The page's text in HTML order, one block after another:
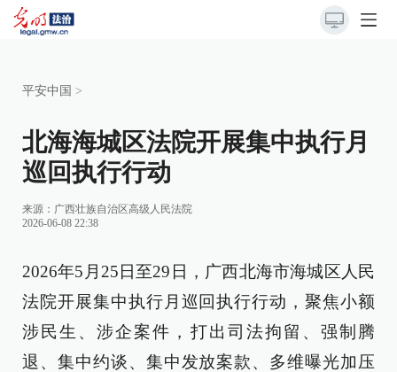
平安中国 >
北海海城区法院开展集中执行月
巡回执行行动
来源： 广西壮族自治区高级人民法院
2026-06-08 22:38
2026年5月25日至29日，广西北海市海城区人民
法院开展集中执行月巡回执行行动，聚焦小额
涉民生、涉企案件，打出司法拘留、强制腾
退、集中约谈、集中发放案款、多维曝光加压